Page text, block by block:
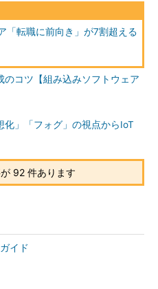
「転職に前向き」が7割超える
のコツ【組み込みソフトウェア
化」「フォグ」の視点からIoT
92 件あります
イド